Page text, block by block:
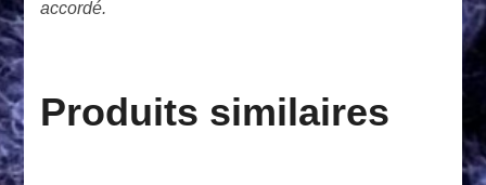
accordé.
Produits similaires